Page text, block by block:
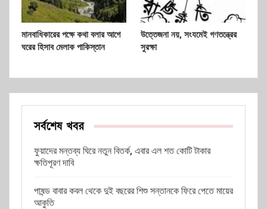
মানবাধিকারের পক্ষে কথা বলার আগে
ঘরের হিসাব মেলাক পাকিস্তান
উত্তেজনা নয়, সংযমেই গণতন্ত্রের
সুরক্ষা
সর্বশেষ খবর
ফুয়াদের মন্তব্য ঘিরে নতুন বিতর্ক, এবার এল শত কোটি টাকার
ক্ষতিপূরণ দাবি
পাষন্ড বাবার কবল থেকে দুই বছরের শিশু সন্তানকে ফিরে পেতে মায়ের
আকুতি